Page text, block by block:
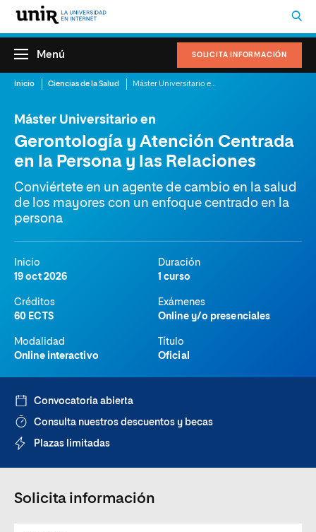
SOLICITA INFORMACIÓN
Menú
Inicio Ciencias de la Salud
Máster Universitario en
Gerontología y Atención Centrada
en la Persona y las Relaciones
Conviértete en un agente de cambio en la salud
de los mayores con un enfoque centrado en la
persona
Inicio
19 oct 2026
Duración
1 curso
Créditos
60 ECTS
Exámenes
Online y/o presenciales
Modalidad
Online interactivo
Título
Oficial
Convocatoria abierta
Consulta nuestros descuentos y becas
Plazas limitadas
Solicita información